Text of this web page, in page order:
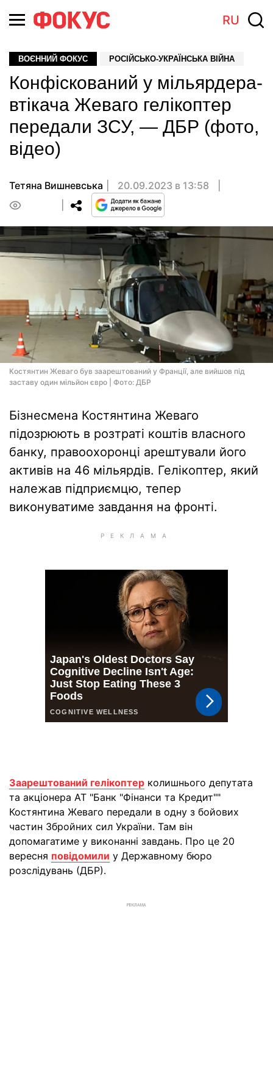
RU
ВОЄННИЙ ФОКУС РОСІЙСЬКО-УКРАЇНСЬКА ВІЙНА
Конфіскований у мільярдера-
втікача Жеваго гелікоптер
передали ЗСУ, — ДБР (фото,
відео)
Тетяна Вишневська
20.09.2023 в 13:58
Костянтин Жеваго був заарештований у Франції, але вийшов під
заставу один мільйон євро | Фото: ДБР
Бізнесмена Костянтина Жеваго
підозрюють в розтраті коштів власного
банку, правоохоронці арештували його
активів на 46 мільярдів. Гелікоптер, який
належав підприємцю, тепер
виконуватиме завдання на фронті.
Заарештований гелікоптер колишнього депутата
та акціонера АТ "Банк "Фінанси та Кредит""
Костянтина Жеваго передали в одну з бойових
частин Збройних сил України. Там він
допомагатиме у виконанні завдань. Про це 20
вересня повідомили у Державному бюро
розслідувань (ДБР).
РЕКЛАМА